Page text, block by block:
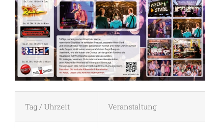
Tag / Uhrzeit Veranstaltung